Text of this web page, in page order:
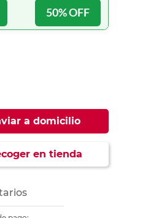
50% OFF
a domicilio
en tienda